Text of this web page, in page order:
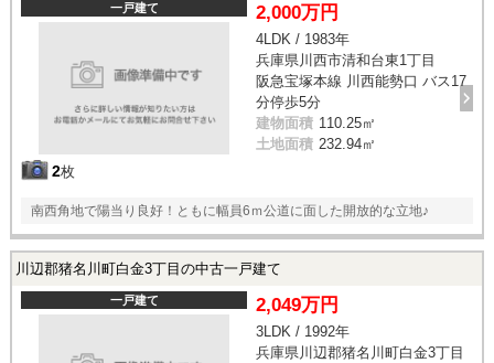
一戸建て
2枚
2,000万円
4LDK / 1983年
兵庫県川西市清和台東1丁目
阪急宝塚本線 川西能勢口 バス17
分停歩5分
建物面積 110.25㎡
土地面積 232.94㎡
南西角地で陽当り良好！ともに幅員6ｍ公道に面した開放的な立地♪
川辺郡猪名川町白金3丁目の中古一戸建て
一戸建て 2,049万円
3LDK / 1992年
兵庫県川辺郡猪名川町白金3丁目